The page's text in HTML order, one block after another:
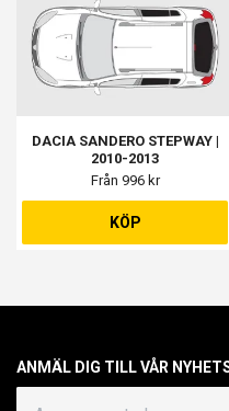
DACIA SANDERO STEPWAY |
2010-2013
Från 996 kr
KÖP
ANMÄL DIG TILL VÅR